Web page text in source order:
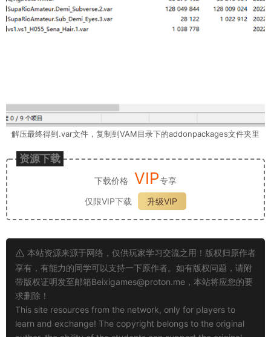
解压最终得到.var文件，复制到VAM目录下的addonpackages文件夹里
资源下载
下载价格 VIP专享
仅限VIP下载
升级VIP
本站资源来源于网络，仅供玩家学习交流之用！版权归原作者
享有，有能力的同学可以支持一下原作者。如有版权问题，请附
带版权证明发至邮箱Beixigames@proton.me ，本站将应您的要
求删除！
This site resources from the network, only for players to
learn and exchange! The copyright belongs to the original